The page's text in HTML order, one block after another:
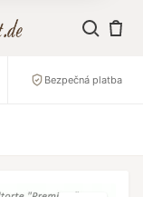
Bezpečná platba